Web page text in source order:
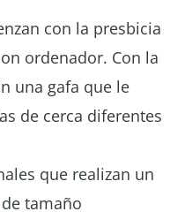
con la presbicia
ordenador. Con la
una gafa que le
de cerca diferentes
que realizan un
tamaño